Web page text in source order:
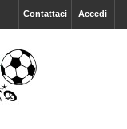
Accedi
Contattaci